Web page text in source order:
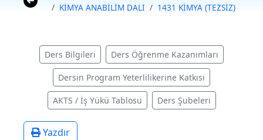
KİMYA ANABİLİM DALI
1431 KİMYA (TEZSİZ)
Ders Bilgileri Ders Öğrenme Kazanımları
Dersin Program Yeterlilikerine Katkısı
AKTS / İş Yükü Tablosu Ders Şubeleri
Yazdır